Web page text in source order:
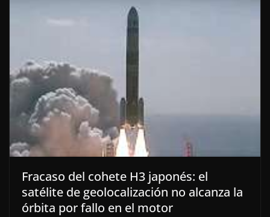
Fracaso del cohete H3 japonés: el
satélite de geolocalización no alcanza la
órbita por fallo en el motor